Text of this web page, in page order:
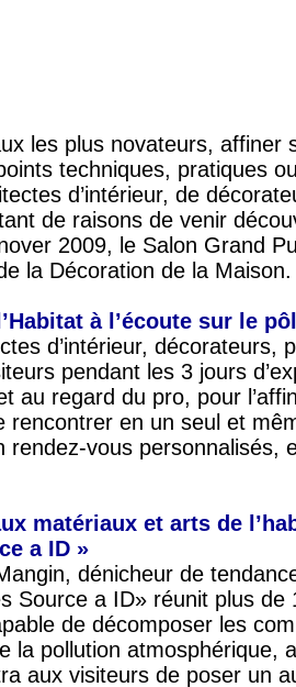
les plus novateurs, affiner
techniques, pratiques
d’intérieur, de
de raisons de venir
2009, le Salon Grand
la Décoration de la Maison.
à l’écoute sur le
d’intérieur, décorateurs,
pendant les 3 jours
au regard du pro, pour
rencontrer en un seul et
rendez-vous personnalisés,
matériaux et arts de
a ID »
dénicheur de
Source a ID» réunit plus
de décomposer les
la pollution atmosphérique,
aux visiteurs de poser un